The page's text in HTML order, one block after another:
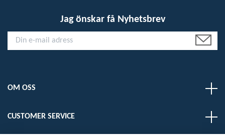
Jag önskar få Nyhetsbrev
OM OSS
CUSTOMER SERVICE